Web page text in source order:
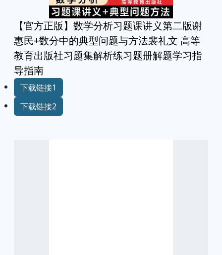
【官方正版】数学分析习题课讲义第二版谢
惠民+数分中的典型问题与方法裴礼文 高等
教育出版社习题集解析练习题册解题学习指
导指南
下载链接1
下载链接2